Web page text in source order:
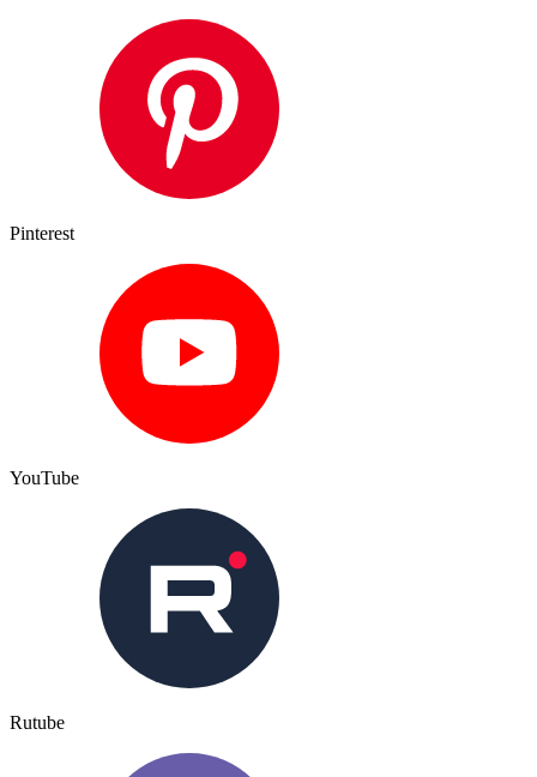
Pinterest
YouTube
Rutube